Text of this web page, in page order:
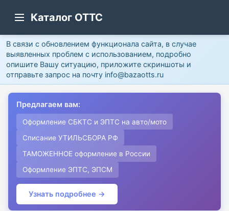
Каталог ОТТС
В связи с обновлением функционала сайта, в случае
выявленных проблем с использованием, подробно
опишите Вашу ситуацию, приложите скриншоты и
отправьте запрос на почту info@bazaotts.ru
Предлагаем вам:
Оформление СБКТС и ЭПТС на авто/мото
Списание УТИЛЬСБОРА РФ
ТАМОЖЕННОЕ оформление в России
Оформление ЭПТС, ЭПСМ
Узнать подробнее →